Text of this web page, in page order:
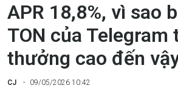
APR 18,8%, vì sao
TON của Telegram
thưởng cao đến
CJ 09/05/2026 10:42